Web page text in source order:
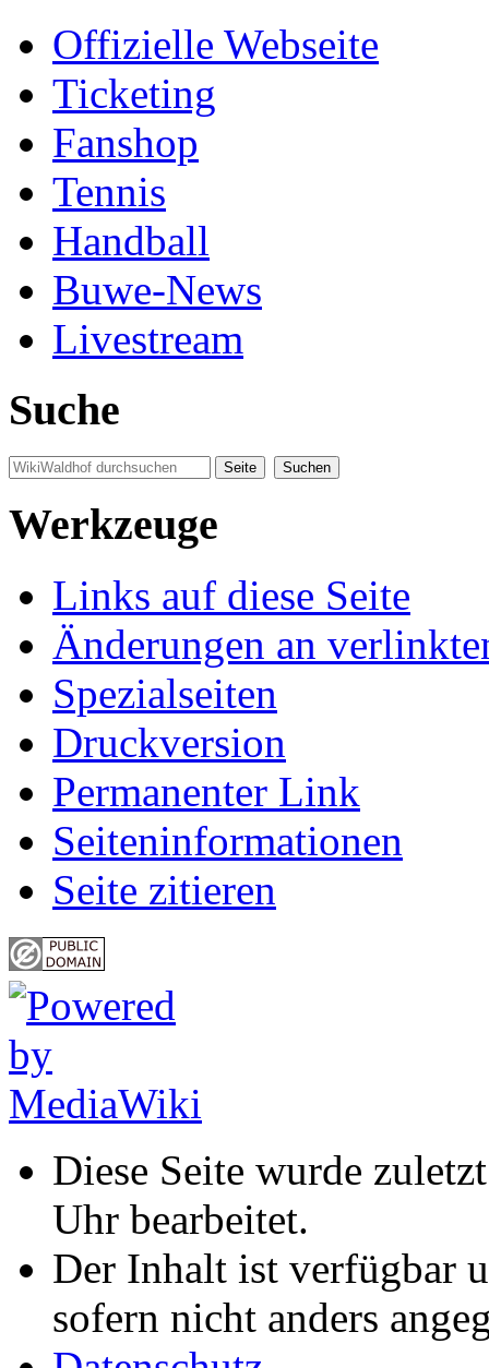
Offizielle Webseite
Ticketing
Fanshop
Tennis
Handball
Buwe-News
Livestream
Suche
Werkzeuge
Links auf diese Seite
Änderungen an
Spezialseiten
Druckversion
Permanenter Link
Seiten­informationen
Seite zitieren
Diese Seite wurde
Uhr bearbeitet.
Der Inhalt ist verfügbar
sofern nicht anders